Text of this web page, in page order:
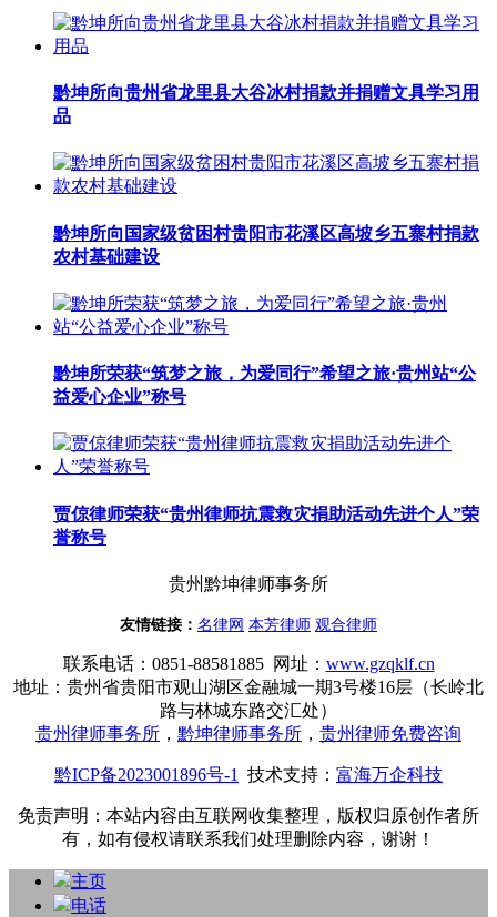
黔坤所向贵州省龙里县大谷冰村捐款并捐赠文具学习用
品
黔坤所向国家级贫困村贵阳市花溪区高坡乡五寨村捐款
农村基础建设
黔坤所荣获“筑梦之旅，为爱同行”希望之旅·贵州站“公
益爱心企业”称号
贾倞律师荣获“贵州律师抗震救灾捐助活动先进个人”荣
誉称号
贵州黔坤律师事务所
友情链接： 名律网 本芳律师 观合律师
联系电话： 0851-88581885 网址： www.gzqklf.cn
地址：贵州省贵阳市观山湖区金融城一期3号楼16层（长岭北
路与林城东路交汇处）
贵州律师事务所 ， 黔坤律师事务所 ， 贵州律师免费咨询
黔ICP备2023001896号-1 技术支持： 富海万企科技
免责声明：本站内容由互联网收集整理，版权归原创作者所
有，如有侵权请联系我们处理删除内容，谢谢！
主页
电话